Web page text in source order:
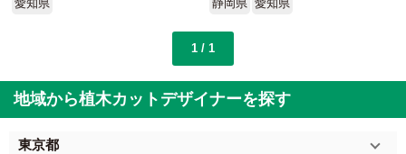
愛知県 静岡県 愛知県
1 / 1
地域から植木カットデザイナーを探す
東京都